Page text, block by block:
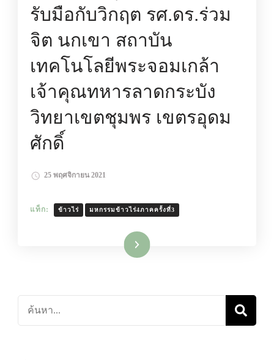
รับมือกับวิกฤต รศ.ดร.ร่วม
จิต นกเขา สถาบัน
เทคโนโลยีพระจอมเกล้า
เจ้าคุณทหารลาดกระบัง
วิทยาเขตชุมพร เขตรอุดม
ศักดิ์
25 พฤศจิกายน 2021
แท็ก: ข้าวไร่ มหกรรมข้าวไร่4ภาคครั้งที่3
อ่านเพิ่มเติม
ค้นหา
เกี่ยว